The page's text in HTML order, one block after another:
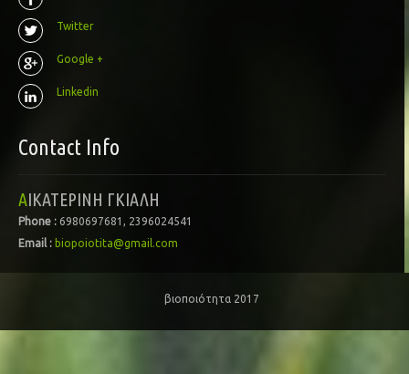
Twitter
Google +
Linkedin
Contact Info
ΑΙΚΑΤΕΡΙΝΗ ΓΚΙΑΛΗ
Phone : 6980697681, 2396024541
Email : biopoiotita@gmail.com
βιοποιότητα 2017